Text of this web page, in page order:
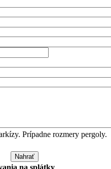
Prípadne rozmery pergoly.
na splátky